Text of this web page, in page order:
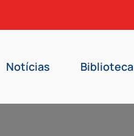
Notícias Biblioteca